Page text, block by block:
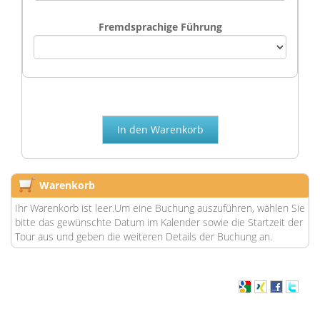
Fremdsprachige Führung
Warenkorb
Ihr Warenkorb ist leer.Um eine Buchung auszuführen, wählen Sie
bitte das gewünschte Datum im Kalender sowie die Startzeit der
Tour aus und geben die weiteren Details der Buchung an.